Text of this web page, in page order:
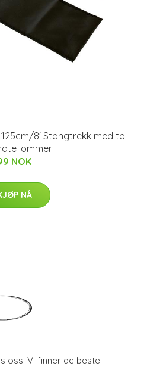
8' Stangtrekk med to
lommer
NOK
NÅ
oss. Vi finner de beste